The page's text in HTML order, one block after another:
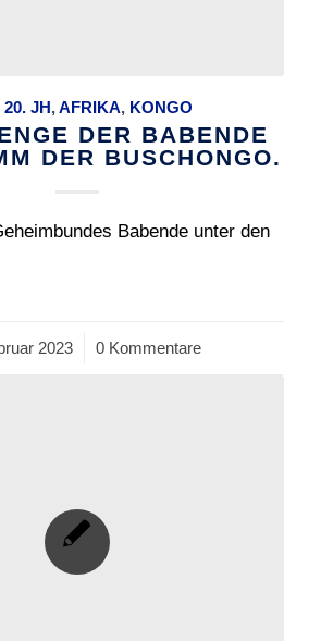
20. JH,AFRIKA, KONGO
DER BABENDE
DER BUSCHONGO.
Babende unter den
2023
/ 0 Kommentare